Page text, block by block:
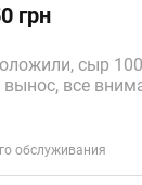
грн
сыр
вынос, все
обслуживания